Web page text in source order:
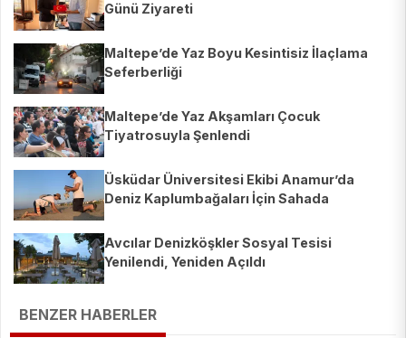
Günü Ziyareti
Maltepe’de Yaz Boyu Kesintisiz İlaçlama
Seferberliği
Maltepe’de Yaz Akşamları Çocuk
Tiyatrosuyla Şenlendi
Üsküdar Üniversitesi Ekibi Anamur’da
Deniz Kaplumbağaları İçin Sahada
Avcılar Denizköşkler Sosyal Tesisi
Yenilendi, Yeniden Açıldı
BENZER HABERLER